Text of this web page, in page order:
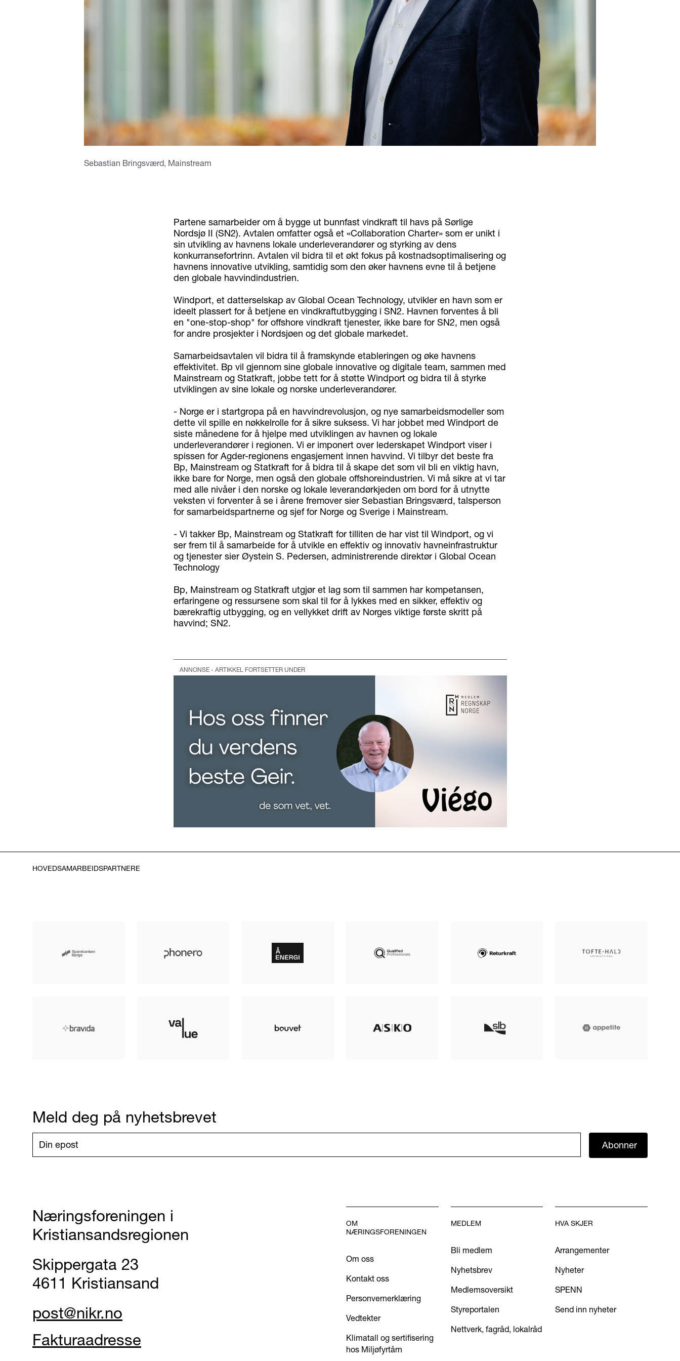
Sebastian Bringsværd, Mainstream
Partene samarbeider om å bygge ut bunnfast vindkraft til havs på Sørlige
Nordsjø II (SN2). Avtalen omfatter også et «Collaboration Charter» som er unikt i
sin utvikling av havnens lokale underleverandører og styrking av dens
konkurransefortrinn. Avtalen vil bidra til et økt fokus på kostnadsoptimalisering og
havnens innovative utvikling, samtidig som den øker havnens evne til å betjene
den globale havvindindustrien.
Windport, et datterselskap av Global Ocean Technology, utvikler en havn som er
ideelt plassert for å betjene en vindkraftutbygging i SN2. Havnen forventes å bli
en "one-stop-shop" for offshore vindkraft tjenester, ikke bare for SN2, men også
for andre prosjekter i Nordsjøen og det globale markedet.
Samarbeidsavtalen vil bidra til å framskynde etableringen og øke havnens
effektivitet. Bp vil gjennom sine globale innovative og digitale team, sammen med
Mainstream og Statkraft, jobbe tett for å støtte Windport og bidra til å styrke
utviklingen av sine lokale og norske underleverandører.
- Norge er i startgropa på en havvindrevolusjon, og nye samarbeidsmodeller som
dette vil spille en nøkkelrolle for å sikre suksess. Vi har jobbet med Windport de
siste månedene for å hjelpe med utviklingen av havnen og lokale
underleverandører i regionen. Vi er imponert over lederskapet Windport viser i
spissen for Agder-regionens engasjement innen havvind. Vi tilbyr det beste fra
Bp, Mainstream og Statkraft for å bidra til å skape det som vil bli en viktig havn,
ikke bare for Norge, men også den globale offshoreindustrien. Vi må sikre at vi tar
med alle nivåer i den norske og lokale leverandørkjeden om bord for å utnytte
veksten vi forventer å se i årene fremover sier Sebastian Bringsværd, talsperson
for samarbeidspartnerne og sjef for Norge og Sverige i Mainstream.
- Vi takker Bp, Mainstream og Statkraft for tilliten de har vist til Windport, og vi
ser frem til å samarbeide for å utvikle en effektiv og innovativ havneinfrastruktur
og tjenester sier Øystein S. Pedersen, administrerende direktør i Global Ocean
Technology
Bp, Mainstream og Statkraft utgjør et lag som til sammen har kompetansen,
erfaringene og ressursene som skal til for å lykkes med en sikker, effektiv og
bærekraftig utbygging, og en vellykket drift av Norges viktige første skritt på
havvind; SN2.
ANNONSE - ARTIKKEL FORTSETTER UNDER
HOVEDSAMARBEIDSPARTNERE
Meld deg på nyhetsbrevet
Abonner
Næringsforeningen i
Kristiansandsregionen
Skippergata 23
4611 Kristiansand
post@nikr.no
Fakturaadresse
OM
NÆRINGSFORENINGEN
Om oss
Kontakt oss
Personvernerklæring
Vedtekter
Klimatall og sertifisering
hos Miljøfyrtårn
MEDLEM
Bli medlem
Nyhetsbrev
Medlemsoversikt
Styreportalen
Nettverk, fagråd, lokalråd
HVA SKJER
Arrangementer
Nyheter
SPENN
Send inn nyheter